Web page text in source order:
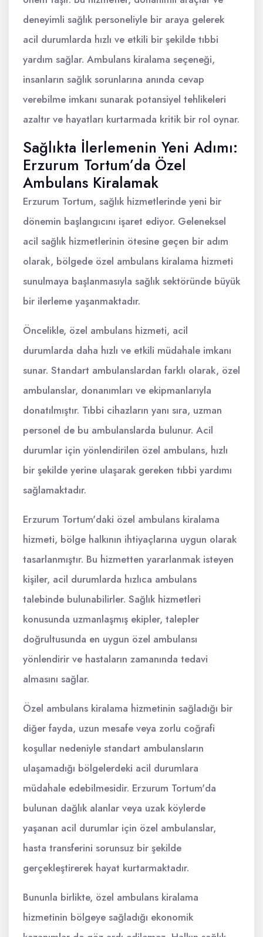
deneyimli sağlık personeliyle bir araya gelerek
acil durumlarda hızlı ve etkili bir şekilde tıbbi
yardım sağlar. Ambulans kiralama seçeneği,
insanların sağlık sorunlarına anında cevap
verebilme imkanı sunarak potansiyel tehlikeleri
azaltır ve hayatları kurtarmada kritik bir rol oynar.
Sağlıkta İlerlemenin Yeni Adımı:
Erzurum Tortum’da Özel
Ambulans Kiralamak
Erzurum Tortum, sağlık hizmetlerinde yeni bir
dönemin başlangıcını işaret ediyor. Geleneksel
acil sağlık hizmetlerinin ötesine geçen bir adım
olarak, bölgede özel ambulans kiralama hizmeti
sunulmaya başlanmasıyla sağlık sektöründe büyük
bir ilerleme yaşanmaktadır.
Öncelikle, özel ambulans hizmeti, acil
durumlarda daha hızlı ve etkili müdahale imkanı
sunar. Standart ambulanslardan farklı olarak, özel
ambulanslar, donanımları ve ekipmanlarıyla
donatılmıştır. Tıbbi cihazların yanı sıra, uzman
personel de bu ambulanslarda bulunur. Acil
durumlar için yönlendirilen özel ambulans, hızlı
bir şekilde yerine ulaşarak gereken tıbbi yardımı
sağlamaktadır.
Erzurum Tortum'daki özel ambulans kiralama
hizmeti, bölge halkının ihtiyaçlarına uygun olarak
tasarlanmıştır. Bu hizmetten yararlanmak isteyen
kişiler, acil durumlarda hızlıca ambulans
talebinde bulunabilirler. Sağlık hizmetleri
konusunda uzmanlaşmış ekipler, talepler
doğrultusunda en uygun özel ambulansı
yönlendirir ve hastaların zamanında tedavi
almasını sağlar.
Özel ambulans kiralama hizmetinin sağladığı bir
diğer fayda, uzun mesafe veya zorlu coğrafi
koşullar nedeniyle standart ambulansların
ulaşamadığı bölgelerdeki acil durumlara
müdahale edebilmesidir. Erzurum Tortum'da
bulunan dağlık alanlar veya uzak köylerde
yaşanan acil durumlar için özel ambulanslar,
hasta transferini sorunsuz bir şekilde
gerçekleştirerek hayat kurtarmaktadır.
Bununla birlikte, özel ambulans kiralama
hizmetinin bölgeye sağladığı ekonomik